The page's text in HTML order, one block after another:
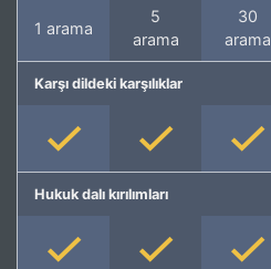
1 arama
5
arama
30
arama
Karşı dildeki karşılıklar
Hukuk dalı kırılımları